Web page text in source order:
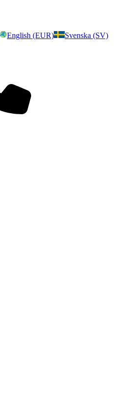
English (EUR) Svenska (SV)